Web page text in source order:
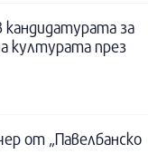
кандидатурата за
културата през
от „Павелбанско